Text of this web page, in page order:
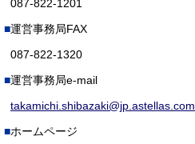
087-822-1201
運営事務局FAX
087-822-1320
運営事務局e-mail
takamichi.shibazaki@jp.astellas.com
ホームページ